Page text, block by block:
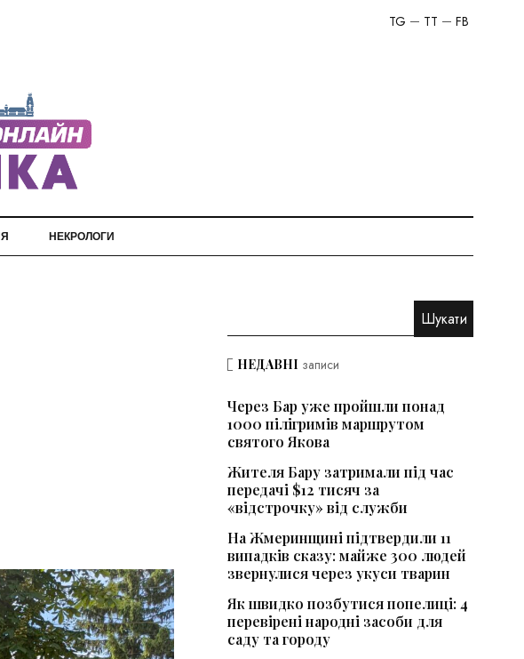
FB
TT
TG
НЕКРОЛОГИ
НЕДАВНІ записи
Через Бар уже пройшли понад
1000 пілігримів маршрутом
святого Якова
Жителя Бару затримали під час
передачі $12 тисяч за
«відстрочку» від служби
На Жмеринщині підтвердили 11
випадків сказу: майже 300 людей
звернулися через укуси тварин
Як швидко позбутися попелиці: 4
перевірені народні засоби для
саду та городу